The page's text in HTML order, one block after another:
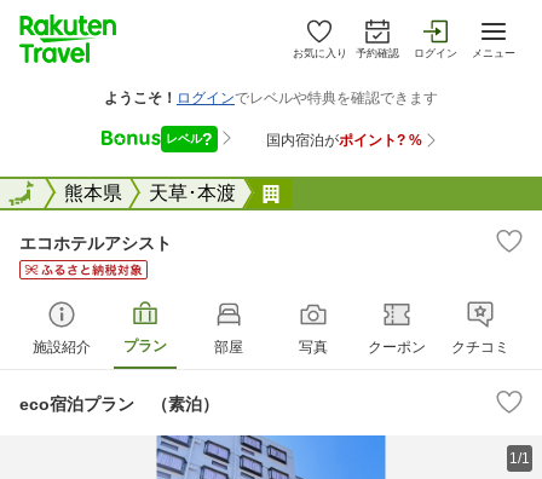
お気に入り 予約確認 ログイン メニュー
全国熊本県 天草･本渡
全国
エコホテルアシスト
施設紹介 プラン 部屋 写真 クーポン クチコミ
eco宿泊プラン （素泊）
1/1